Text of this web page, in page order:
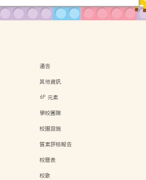
通告
其他資訊
6P 元素
學校團隊
校園設施
質素評核報告
校曆表
校歌